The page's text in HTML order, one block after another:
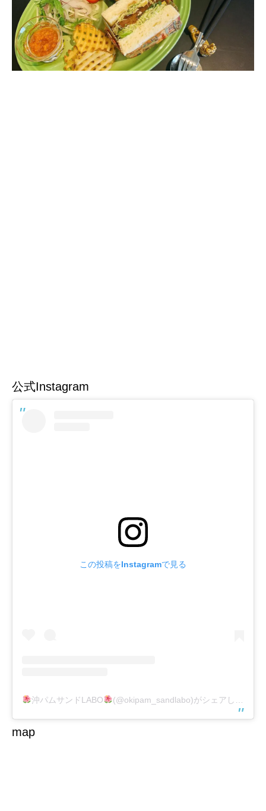
公式Instagram
この投稿をInstagramで見る
沖パムサンドLABO (@okipam_sandlabo)がシェアした投稿
map